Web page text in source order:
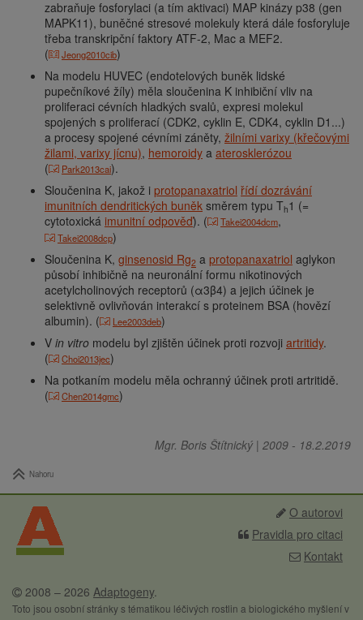
zabraňuje fosforylaci (a tím aktivaci) MAP kinázy p38 (gen
MAPK11), buněčné stresové molekuly která dále fosforyluje
třeba transkripční faktory ATF-2, Mac a MEF2.
(
Jeong2010cib)
Na modelu HUVEC (endotelových buněk lidské
pupečníkové žíly) měla sloučenina K inhibiční vliv na
proliferaci cévních hladkých svalů, expresi molekul
spojených s proliferací (CDK2, cyklin E, CDK4, cyklin D1...)
a procesy spojené cévními záněty, žilními varixy (křečovými
žilami, varixy jícnu), hemoroidy a aterosklerózou
(
Park2013cai).
Sloučenina K, jakož i protopanaxatriol řídí dozrávání
imunitních dendritických buněk směrem typu Th1 (=
cytotoxická imunitní odpověď). ( Takei2004dcm,
Takei2008dcp)
Sloučenina K, ginsenosid Rg2 a protopanaxatriol aglykon
působí inhibičně na neuronální formu nikotinových
acetylcholinových receptorů (α3β4) a jejich účinek je
selektivně ovlivňován interakcí s proteinem BSA (hovězí
albumin). (
Lee2003deb)
V in vitro modelu byl zjištěn účinek proti rozvoji artritidy.
(
Choi2013jec)
Na potkaním modelu měla ochranný účinek proti artritidě.
(
Chen2014gmc)
Mgr. Boris Štítnický | 2009 - 18.2.2019
Nahoru
O autorovi
Pravidla pro citaci
Kontakt
2008 – 2026 Adaptogeny.
Toto jsou osobní stránky s tématikou léčivých rostlin a biologického myšlení v